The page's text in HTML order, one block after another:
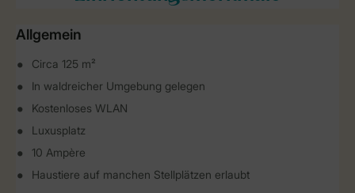
Allgemein
Circa 125 m²
In waldreicher Umgebung gelegen
Kostenloses WLAN
Luxusplatz
10 Ampère
Haustiere auf manchen Stellplätzen erlaubt